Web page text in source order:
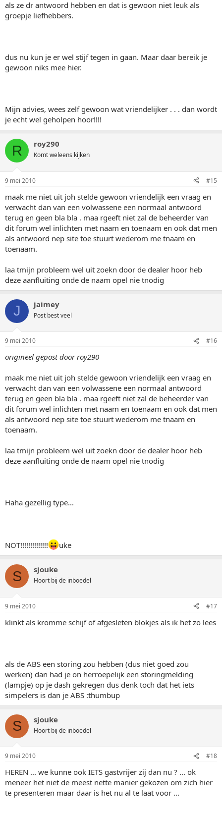
als ze dr antwoord hebben en dat is gewoon niet leuk als
groepje liefhebbers.
dus nu kun je er wel stijf tegen in gaan. Maar daar bereik je
gewoon niks mee hier.
Mijn advies, wees zelf gewoon wat vriendelijker . . . dan wordt
je echt wel geholpen hoor!!!!
R roy290
Komt weleens kijken
9 mei 2010 #15
maak me niet uit joh stelde gewoon vriendelijk een vraag en
verwacht dan van een volwassene een normaal antwoord
terug en geen bla bla . maa rgeeft niet zal de beheerder van
dit forum wel inlichten met naam en toenaam en ook dat men
als antwoord nep site toe stuurt wederom me tnaam en
toenaam.
laa tmijn probleem wel uit zoekn door de dealer hoor heb
deze aanfluiting onde de naam opel nie tnodig
J jaimey
Post best veel
9 mei 2010 #16
origineel gepost door roy290
maak me niet uit joh stelde gewoon vriendelijk een vraag en
verwacht dan van een volwassene een normaal antwoord
terug en geen bla bla . maa rgeeft niet zal de beheerder van
dit forum wel inlichten met naam en toenaam en ook dat men
als antwoord nep site toe stuurt wederom me tnaam en
toenaam.
laa tmijn probleem wel uit zoekn door de dealer hoor heb
deze aanfluiting onde de naam opel nie tnodig
Haha gezellig type...
NOT!!!!!!!!!!!!!! uke
S sjouke
Hoort bij de inboedel
9 mei 2010 #17
klinkt als kromme schijf of afgesleten blokjes als ik het zo lees
als de ABS een storing zou hebben (dus niet goed zou
werken) dan had je on herroepelijk een storingmelding
(lampje) op je dash gekregen dus denk toch dat het iets
simpelers is dan je ABS :thumbup
S sjouke
Hoort bij de inboedel
9 mei 2010 #18
HEREN ... we kunne ook IETS gastvrijer zij dan nu ? ... ok
meneer het niet de meest nette manier gekozen om zich hier
te presenteren maar daar is het nu al te laat voor ...